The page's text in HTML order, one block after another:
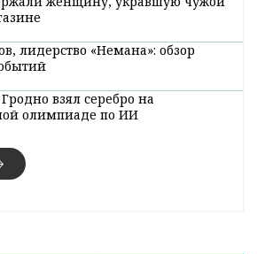
стал 13-летний кандидат
Георгий Выдерко из
19 очков из 22
выиграл восемь партий,
вничью. Впервые в
шашек спортсмен
Эта виктория позволила
нормативу